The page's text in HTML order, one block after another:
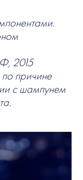
2015
причине
с шампунем